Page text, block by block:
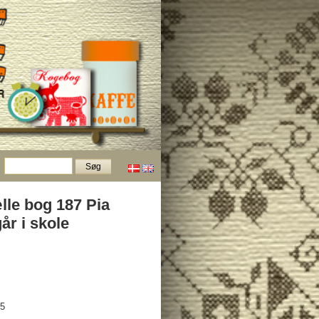
bog 187 Pia
i skole